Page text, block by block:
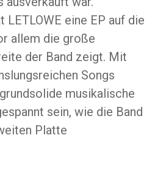
LETLOWE eine EP auf die
allem die große
der Band zeigt. Mit
Songs
musikalische
sein, wie die Band
Platte